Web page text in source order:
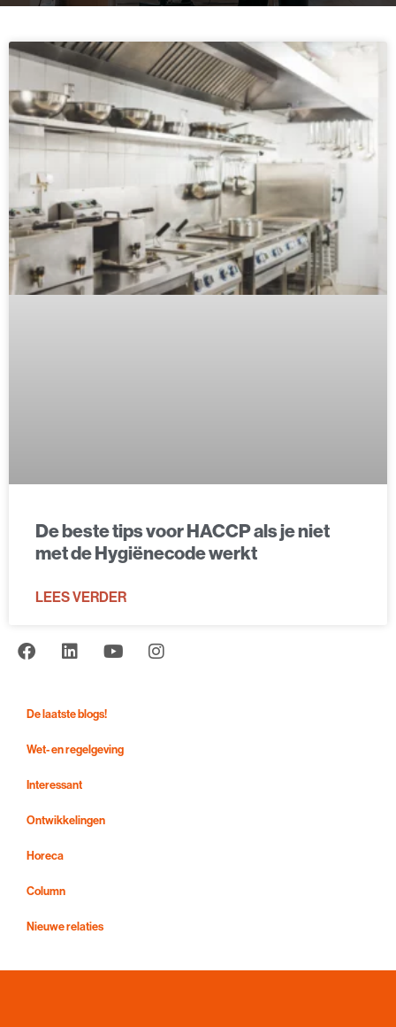
De beste tips voor HACCP als je niet
met de Hygiënecode werkt
LEES VERDER
De laatste blogs!
Wet- en regelgeving
Interessant
Ontwikkelingen
Horeca
Column
Nieuwe relaties